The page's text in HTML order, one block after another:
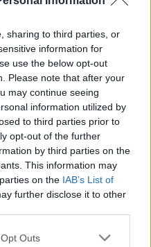
sharing to third parties, or
information for
use the below opt-out
Please note that after your
may continue seeing
information utilized by
to third parties prior to
opt-out of the further
by third parties on the
This information may
on the IAB’s List of
further disclose it to other
Outs